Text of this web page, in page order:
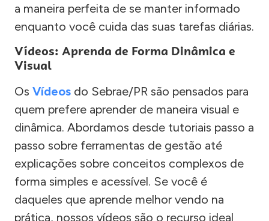
a maneira perfeita de se manter informado
enquanto você cuida das suas tarefas diárias.
Vídeos: Aprenda de Forma Dinâmica e
Visual
Os Vídeos do Sebrae/PR são pensados para
quem prefere aprender de maneira visual e
dinâmica. Abordamos desde tutoriais passo a
passo sobre ferramentas de gestão até
explicações sobre conceitos complexos de
forma simples e acessível. Se você é
daqueles que aprende melhor vendo na
prática, nossos vídeos são o recurso ideal